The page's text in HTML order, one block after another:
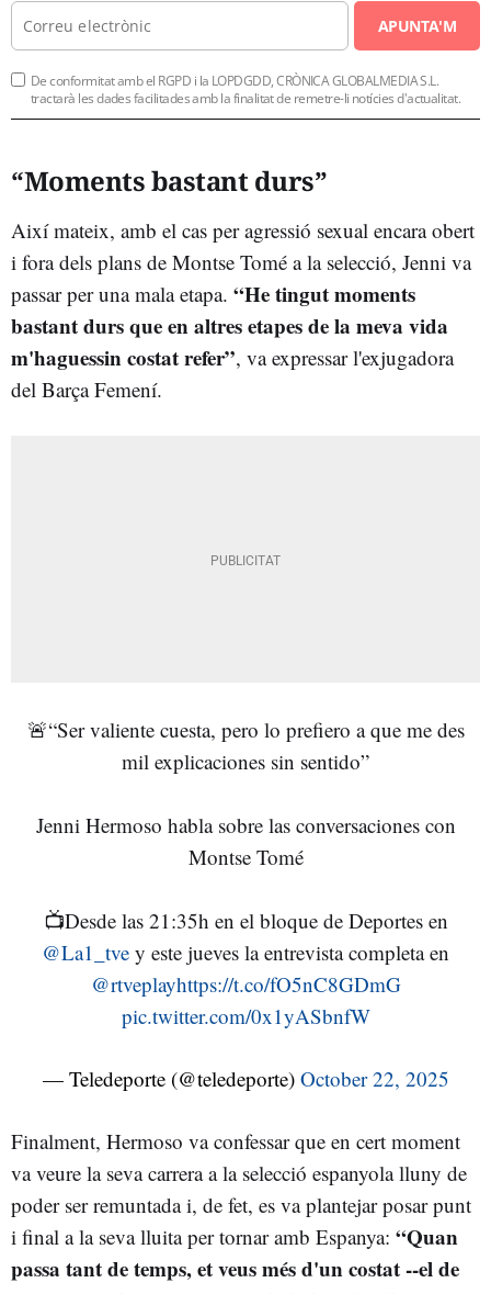
APUNTA'M
De conformitat amb el RGPD i la LOPDGDD, CRÒNICA GLOBALMEDIA S.L.
tractarà les dades facilitades amb la finalitat de remetre-li notícies d'actualitat.
“Moments bastant durs”
Així mateix, amb el cas per agressió sexual encara obert
i fora dels plans de Montse Tomé a la selecció, Jenni va
passar per una mala etapa. “He tingut moments
bastant durs que en altres etapes de la meva vida
m'haguessin costat refer”, va expressar l'exjugadora
del Barça Femení.
🚨“Ser valiente cuesta, pero lo prefiero a que me des
mil explicaciones sin sentido”
Jenni Hermoso habla sobre las conversaciones con
Montse Tomé
📺Desde las 21:35h en el bloque de Deportes en
@La1_tve y este jueves la entrevista completa en
@rtveplayhttps://t.co/fO5nC8GDmG
pic.twitter.com/0x1yASbnfW
— Teledeporte (@teledeporte) October 22, 2025
Finalment, Hermoso va confessar que en cert moment
va veure la seva carrera a la selecció espanyola lluny de
poder ser remuntada i, de fet, es va plantejar posar punt
i final a la seva lluita per tornar amb Espanya: “Quan
passa tant de temps, et veus més d'un costat --el de